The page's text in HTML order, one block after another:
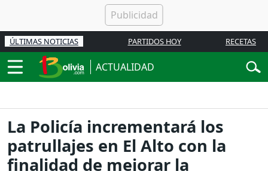
ÚLTIMAS NOTICIAS PARTIDOS HOY RECETAS
ACTUALIDAD
La Policía incrementará los
patrullajes en El Alto con la
finalidad de mejorar la